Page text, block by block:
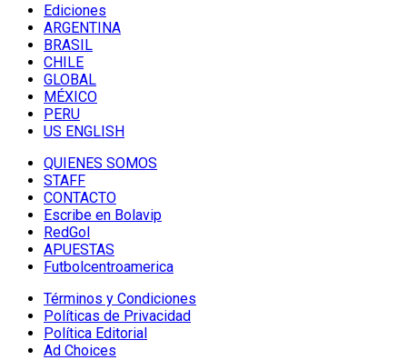
Ediciones
ARGENTINA
BRASIL
CHILE
GLOBAL
MÉXICO
PERU
US ENGLISH
QUIENES SOMOS
STAFF
CONTACTO
Escribe en Bolavip
RedGol
APUESTAS
Futbolcentroamerica
Términos y Condiciones
Políticas de Privacidad
Política Editorial
Ad Choices